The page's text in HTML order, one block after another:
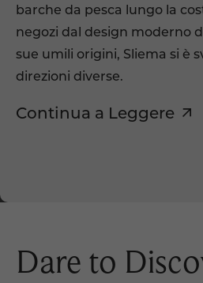
barche da pesca lungo la
negozi dal design moderno
sue umili origini, Sliema si è
direzioni diverse.
Continua a Leggere
Dare to